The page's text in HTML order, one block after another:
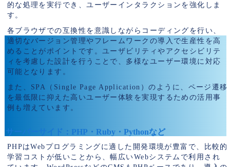
的な処理を実行でき、ユーザーインタラクションを強化しま
す。
各ブラウザでの互換性を意識しながらコーディングを行い、
適切なバージョン管理やフレームワークの導入で生産性を高
めることがポイントです。ユーザビリティやアクセシビリテ
ィを考慮した設計を行うことで、多様なユーザー環境に対応
可能となります。
また、SPA（Single Page Application）のように、ページ遷移
を最低限に抑えた高いユーザー体験を実現するための活用事
例も増えています。
サーバーサイド：PHP・Ruby・Pythonなど
PHPはWebプログラミングに適した開発環境が豊富で、比較的
学習コストが低いことから、幅広いWebシステムで利用され